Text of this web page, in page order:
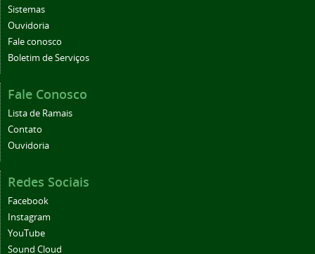
Sistemas
Ouvidoria
Fale conosco
Boletim de Serviços
Fale Conosco
Lista de Ramais
Contato
Ouvidoria
Redes Sociais
Facebook
Instagram
YouTube
Sound Cloud